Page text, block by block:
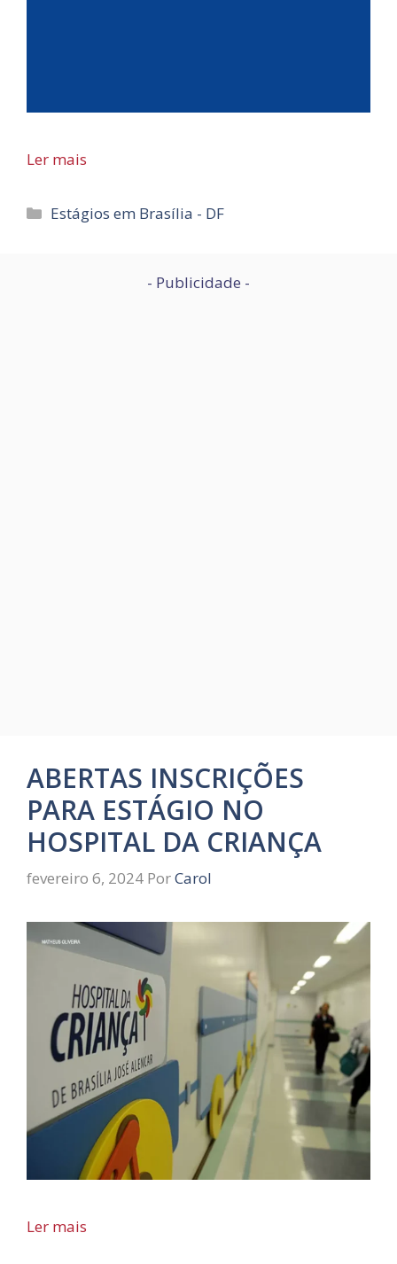
Ler mais
Categorias
Estágios em Brasília - DF
- Publicidade -
ABERTAS INSCRIÇÕES
PARA ESTÁGIO NO
HOSPITAL DA CRIANÇA
fevereiro 6, 2024 PorCarol
Ler mais